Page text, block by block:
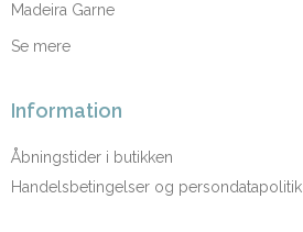
Madeira Garne
Se mere
Information
Åbningstider i butikken
Handelsbetingelser og persondatapolitik